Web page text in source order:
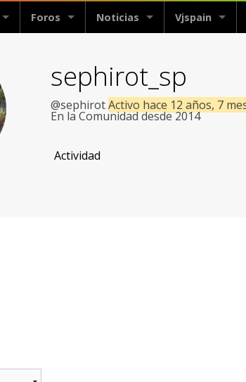
Foros Noticias Vjspain
sephirot_sp
@sephirotActivo hace 12 años, 7
En la Comunidad desde 2014
Actividad